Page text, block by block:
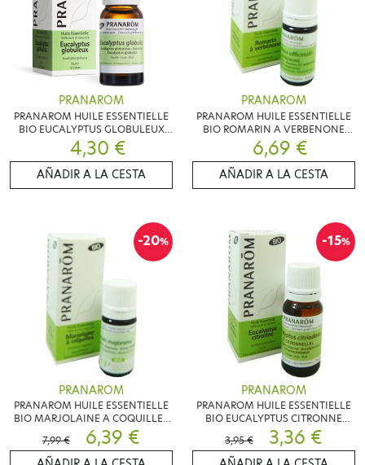
PRANAROM
PRANAROM HUILE ESSENTIELLE
BIO EUCALYPTUS GLOBULEUX
10ML
4,30 €
AÑADIR A LA CESTA
PRANAROM
PRANAROM HUILE ESSENTIELLE
BIO ROMARIN A VERBENONE
5ML
6,69 €
AÑADIR A LA CESTA
-20%
PRANAROM
PRANAROM HUILE ESSENTIELLE
BIO MARJOLAINE A COQUILLES
5ML
7,99 € 6,39 €
-15%
PRANAROM
PRANAROM HUILE ESSENTIELLE
BIO EUCALYPTUS CITRONNE
10ML
3,95 € 3,36 €